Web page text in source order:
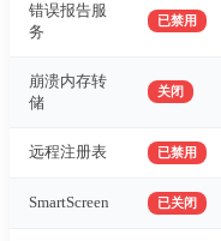
错误报告服
务
已禁用
崩溃内存转
储
关闭
远程注册表 已禁用
SmartScreen 已关闭